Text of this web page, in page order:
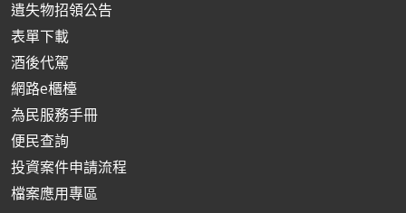
遺失物招領公告
表單下載
酒後代駕
網路e櫃檯
為民服務手冊
便民查詢
投資案件申請流程
檔案應用專區